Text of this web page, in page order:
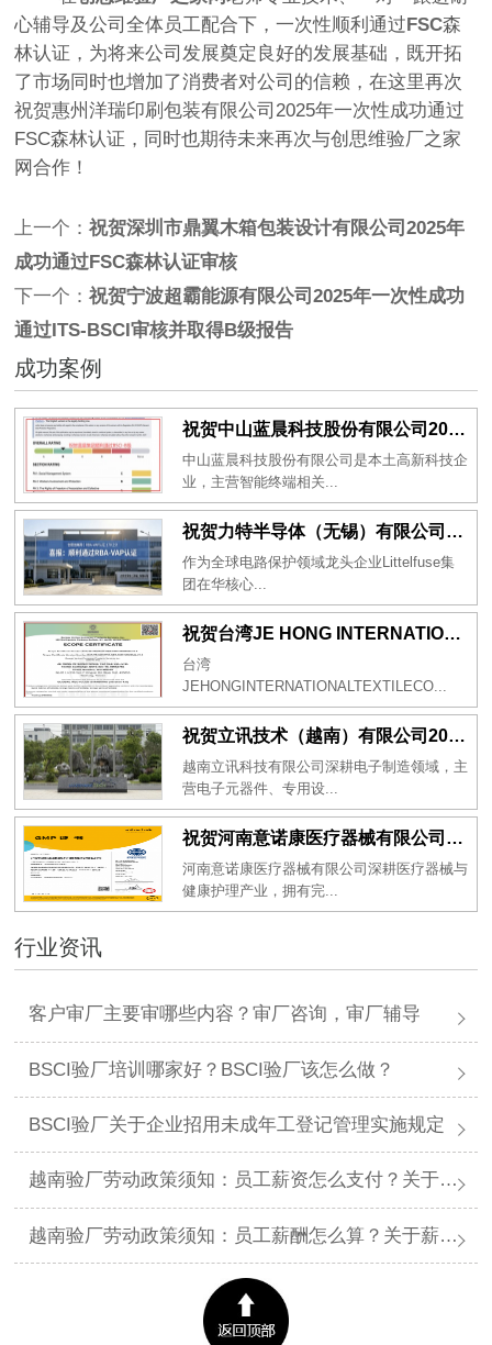
心辅导及公司全体员工配合下，一次性顺利通过FSC森
林认证，为将来公司发展奠定良好的发展基础，既开拓
了市场同时也增加了消费者对公司的信赖，在这里再次
祝贺惠州洋瑞印刷包装有限公司2025年一次性成功通过
FSC森林认证，同时也期待未来再次与创思维验厂之家
网合作！
上一个：祝贺深圳市鼎翼木箱包装设计有限公司2025年
成功通过FSC森林认证审核
下一个：祝贺宁波超霸能源有限公司2025年一次性成功
通过ITS-BSCI审核并取得B级报告
成功案例
祝贺中山蓝晨科技股份有限公司2026年一次性成功通过BSCI验厂-B级
中山蓝晨科技股份有限公司是本土高新科技企
业，主营智能终端相关...
祝贺力特半导体（无锡）有限公司2026年一次性成功通过RBA-VAP认证审核并取得170.2分
作为全球电路保护领域龙头企业Littelfuse集
团在华核心...
祝贺台湾JE HONG INTERNATIONAL TEXTILE CO., LTD 2026年一次性成功通过GRS认证
台湾
JEHONGINTERNATIONALTEXTILECO...
祝贺立讯技术（越南）有限公司2026年一次性成功通过RBA-VAP审核获得金牌评级！
越南立讯科技有限公司深耕电子制造领域，主
营电子元器件、专用设...
祝贺河南意诺康医疗器械有限公司2026年一次性成功通过GMP认证
河南意诺康医疗器械有限公司深耕医疗器械与
健康护理产业，拥有完...
行业资讯
客户审厂主要审哪些内容？审厂咨询，审厂辅导
BSCI验厂培训哪家好？BSCI验厂该怎么做？
BSCI验厂关于企业招用未成年工登记管理实施规定
越南验厂劳动政策须知：员工薪资怎么支付？关于薪资支付有哪些规定呢？
越南验厂劳动政策须知：员工薪酬怎么算？关于薪酬有哪些规定呢？​